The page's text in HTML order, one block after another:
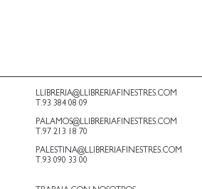
LLIBRERIA@LLIBRERIAFINESTRES.COM
T.93 384 08 09
PALAMOS@LLIBRERIAFINESTRES.COM
T.97 213 18 70
PALESTINA@LLIBRERIAFINESTRES.COM
T.93 090 33 00